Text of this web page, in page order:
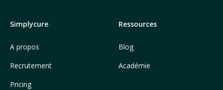
Simplycure
A propos
Recrutement
Pricing
Ressources
Blog
Académie